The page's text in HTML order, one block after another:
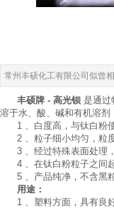
常州丰硕化工有限公司似曾
丰硕牌 - 高光钡 是通过
溶于水、酸、碱和有机溶
1 、白度高，与钛白粉
2 、粒子细小均匀，粒
3 、经过特殊表面处理
4 、在钛白粉粒子之间
5 、产品纯净，不含黑
用途：
1 、塑料方面，具有良